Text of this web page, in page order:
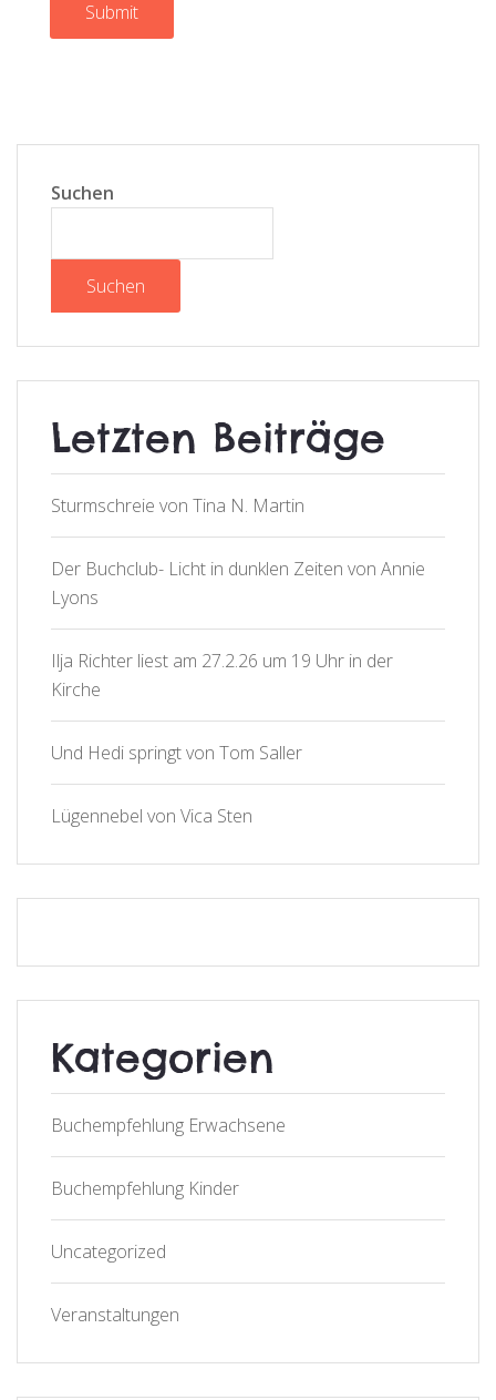
Submit
Suchen
Suchen
Letzten Beiträge
Sturmschreie von Tina N. Martin
Der Buchclub- Licht in dunklen Zeiten von Annie
Lyons
Ilja Richter liest am 27.2.26 um 19 Uhr in der
Kirche
Und Hedi springt von Tom Saller
Lügennebel von Vica Sten
Kategorien
Buchempfehlung Erwachsene
Buchempfehlung Kinder
Uncategorized
Veranstaltungen